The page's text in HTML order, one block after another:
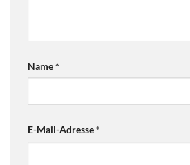
Name*
E-Mail-Adresse*